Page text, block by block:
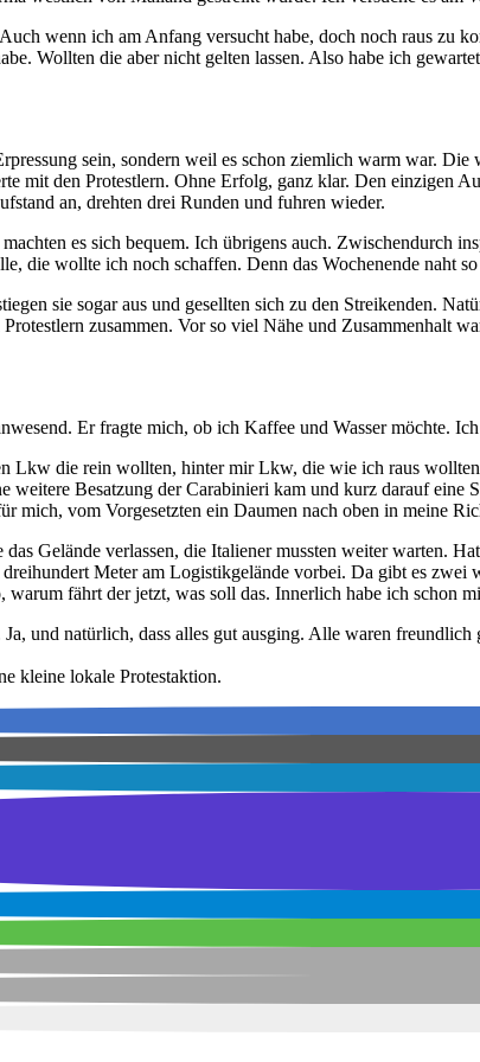
wenn ich am Anfang versucht habe, doch noch raus zu
Wollten die aber nicht gelten lassen. Also habe ich
sein, sondern weil es schon ziemlich warm war. Die
mit den Protestlern. Ohne Erfolg, ganz klar. Den einzigen
an, drehten drei Runden und fuhren wieder.
es sich bequem. Ich übrigens auch. Zwischendurch
die wollte ich noch schaffen. Denn das Wochenende naht
sie sogar aus und gesellten sich zu den Streikenden.
zusammen. Vor so viel Nähe und Zusammenhalt
Er fragte mich, ob ich Kaffee und Wasser möchte.
Lkw die rein wollten, hinter mir Lkw, die wie ich raus
weitere Besatzung der Carabinieri kam und kurz darauf
mich, vom Vorgesetzten ein Daumen nach oben in meine
Gelände verlassen, die Italiener mussten weiter warten.
Meter am Logistikgelände vorbei. Da gibt es
fährt der jetzt, was soll das. Innerlich habe ich schon
und natürlich, dass alles gut ausging. Alle waren
kleine lokale Protestaktion.